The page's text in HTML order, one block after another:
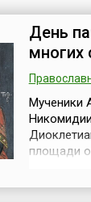
День
многих
Мученики
площади